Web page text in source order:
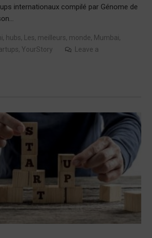
internationaux compilé par Génome de
, hubs, Les, meilleurs, monde, Mumbai,
, YourStory
Leave a